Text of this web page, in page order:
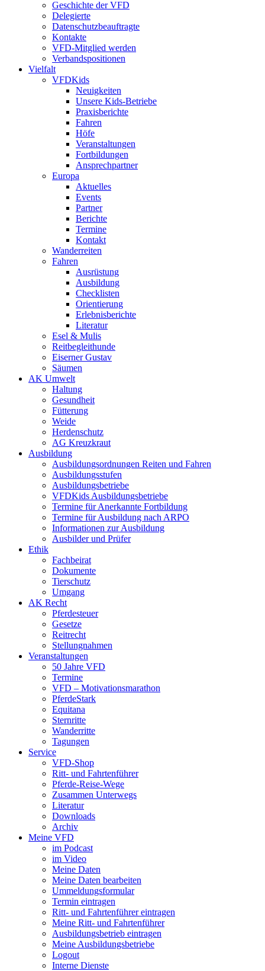
Geschichte der VFD
Delegierte
Datenschutzbeauftragte
Kontakte
VFD-Mitglied werden
Verbandspositionen
Vielfalt
VFDKids
Neuigkeiten
Unsere Kids-Betriebe
Praxisberichte
Fahren
Höfe
Veranstaltungen
Fortbildungen
Ansprechpartner
Europa
Aktuelles
Events
Partner
Berichte
Termine
Kontakt
Wanderreiten
Fahren
Ausrüstung
Ausbildung
Checklisten
Orientierung
Erlebnisberichte
Literatur
Esel & Mulis
Reitbegleithunde
Eiserner Gustav
Säumen
AK Umwelt
Haltung
Gesundheit
Fütterung
Weide
Herdenschutz
AG Kreuzkraut
Ausbildung
Ausbildungsordnungen Reiten und Fahren
Ausbildungsstufen
Ausbildungsbetriebe
VFDKids Ausbildungsbetriebe
Termine für Anerkannte Fortbildung
Termine für Ausbildung nach ARPO
Informationen zur Ausbildung
Ausbilder und Prüfer
Ethik
Fachbeirat
Dokumente
Tierschutz
Umgang
AK Recht
Pferdesteuer
Gesetze
Reitrecht
Stellungnahmen
Veranstaltungen
50 Jahre VFD
Termine
VFD – Motivationsmarathon
PferdeStark
Equitana
Sternritte
Wanderritte
Tagungen
Service
VFD-Shop
Ritt- und Fahrtenführer
Pferde-Reise-Wege
Zusammen Unterwegs
Literatur
Downloads
Archiv
Meine VFD
im Podcast
im Video
Meine Daten
Meine Daten bearbeiten
Ummeldungsformular
Termin eintragen
Ritt- und Fahrtenführer eintragen
Meine Ritt- und Fahrtenführer
Ausbildungsbetrieb eintragen
Meine Ausbildungsbetriebe
Logout
Interne Dienste